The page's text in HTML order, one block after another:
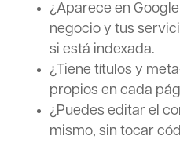
¿Aparece en
negocio y tus
si está indexada.
¿Tiene títulos y
propios en cada
¿Puedes editar el
mismo, sin tocar